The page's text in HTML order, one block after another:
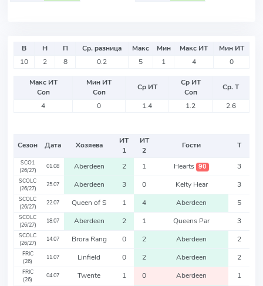
В Н П Ср. разница Макс Мин Макс ИТ
Мин ИТ
10
2 8 0.2 5 1 4 0
Макс ИТ
Соп
Мин ИТ
Соп
Ср ИТ
Ср ИТ
Соп
Ср. Т
4
0 1.4 1.2 2.6
Сезон Дата Хозяева
ИТ
1
ИТ
2
Гости Т
SCO1
(26/27)
01.08 Aberdeen 2 1 Hearts 90 3
SCOLC
(26/27)
25.07 Aberdeen 3 0 Kelty Hear 3
SCOLC
(26/27)
22.07 Queen of S 1 4 Aberdeen 5
SCOLC
(26/27)
18.07 Aberdeen 2 1 Queens Par 3
SCOLC
(26/27)
14.07 Brora Rang 0 2 Aberdeen 2
FRIC
(26)
11.07 Linfield 0 2 Aberdeen 2
FRIC
(26)
04.07 Twente 1 0 Aberdeen 1